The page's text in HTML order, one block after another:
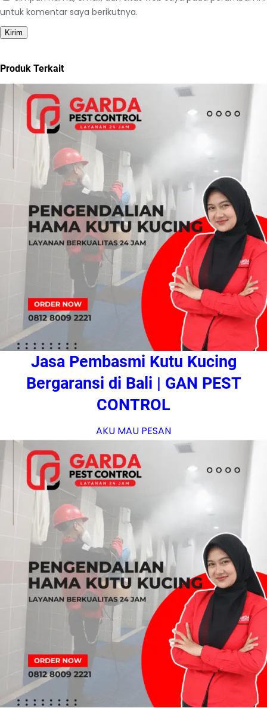
untuk komentar saya berikutnya.
Produk Terkait
Jasa Pembasmi Kutu Kucing
Bergaransi di Bali | GAN PEST
CONTROL
AKU MAU PESAN